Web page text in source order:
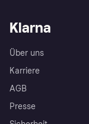
Klarna
Über uns
Karriere
AGB
Presse